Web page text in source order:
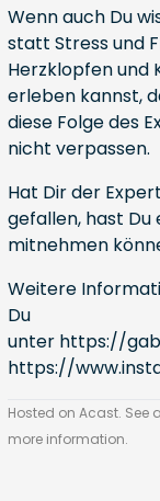
Wenn auch Du
statt Stress und
Herzklopfen und
erleben kannst,
diese Folge des
nicht verpassen.
Hat Dir der
gefallen, hast Du
mitnehmen
Weitere
Du
unter https://
https://
Hosted on Acast. See
more information.